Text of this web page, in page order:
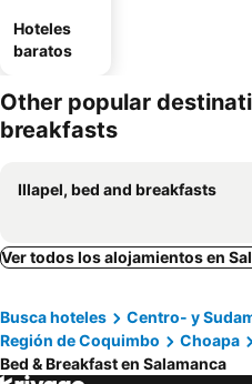
Hoteles
baratos
Other popular
breakfasts
Illapel, bed and breakfasts
Ver todos los alojamientos en
Busca hoteles Centro- y
Región de Coquimbo
Choapa
Bed & Breakfast en Salamanca